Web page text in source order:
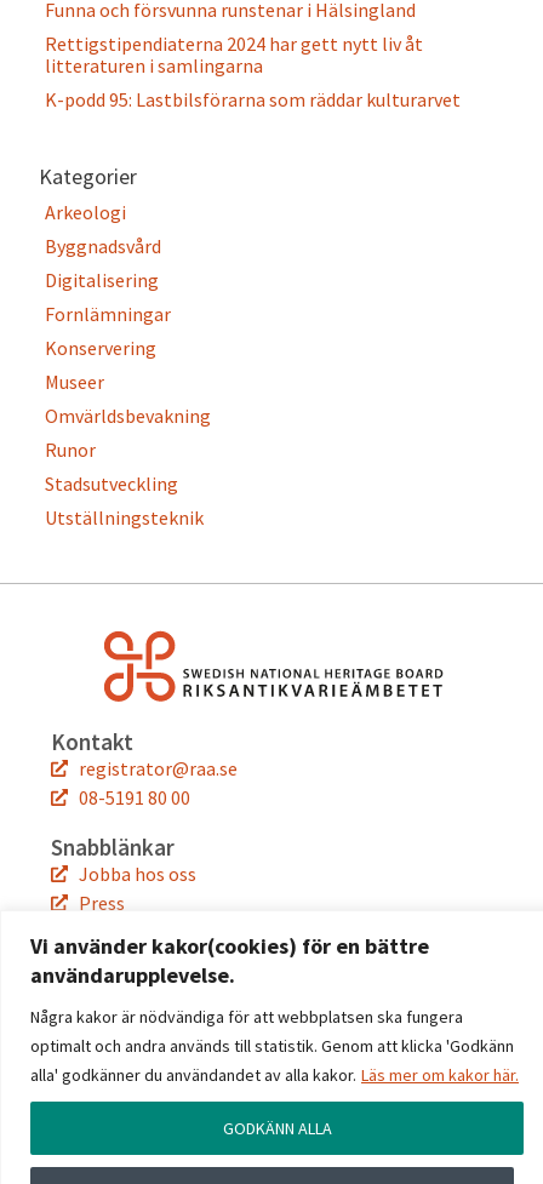
Vi använder kakor(cookies) för en bättre
användarupplevelse.
Några kakor är nödvändiga för att webbplatsen ska fungera
optimalt och andra används till statistik. Genom att klicka 'Godkänn
alla' godkänner du användandet av alla kakor. Läs mer om kakor här.
GODKÄNN ALLA
Funna och försvunna runstenar i Hälsingland
Rettigstipendiaterna 2024 har gett nytt liv åt
litteraturen i samlingarna
K-podd 95: Lastbilsförarna som räddar kulturarvet
Kategorier
Arkeologi
Byggnadsvård
Digitalisering
Fornlämningar
Konservering
Museer
Omvärldsbevakning
Runor
Stadsutveckling
Utställningsteknik
Kontakt
registrator@raa.se
08-5191 80 00
Snabblänkar
Jobba hos oss
Press
Följ oss
Facebook
Instagram
Linkedin
YouTube